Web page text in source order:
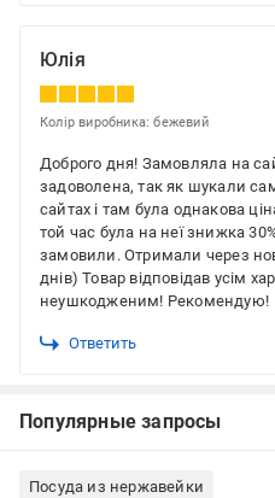
Юлія
Колір виробника: бежевий
Доброго дня! Замовляла на
задоволена, так як шукали
сайтах і там була однакова
той час була на неї знижка
замовили. Отримали через
днів) Товар відповідав усім
неушкодженим! Рекомендую!
Ответить
Популярные запросы
Посуда из нержавейки